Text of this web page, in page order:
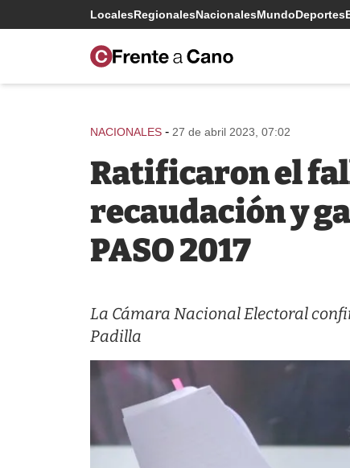
LocalesRegionalesNacionalesMundoDeportes
NACIONALES - 27 de abril 2023, 07:02
Ratificaron el
recaudación y
PASO 2017
La Cámara Nacional Electoral
Padilla